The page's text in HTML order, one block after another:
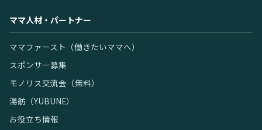
ママ人材・パートナー
ママファースト（働きたいママへ）
スポンサー募集
モノリス交流会（無料）
湯舫（YUBUNE）
お役立ち情報